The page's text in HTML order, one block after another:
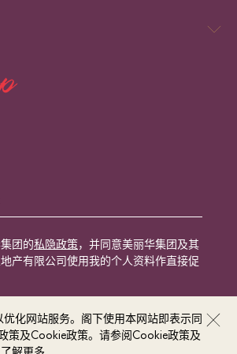
盒
及细则：
「优惠」）只适用于持有由星展银行
「本行」）发出的DBS信用卡（不包括
用卡」）的主要及附属持卡人（「持卡
国金轩﹑翠亨邨及美丽华集团网上商
eshop.com/tc/）*。
年8月5日至2026年9月25日（包括首
推广期内于全线国金轩﹑翠亨邨及
购买2盒或以上指定月饼及以适用信用
三个工作天前订购。
定换领期内于换领地点领取已订购之
并帐单。
Plus会员折扣或会员现金餐饮券同时
金或其他产品。
房举行之 活动、特价菜单、优惠套
及外卖。
年9月1日至2026年12月15日。
窃、损坏及逾期，将不获补发、退款
别日子， 详情请向店员查询或参阅
Dining 保留最终决定权。
化网站服务。阁下使用本网站即表示同
策及Cookie政策。请参阅Cookie政策及
团的私隐政策，并同意美丽华集团及其
产有限公司使用我的个人资料作直接促